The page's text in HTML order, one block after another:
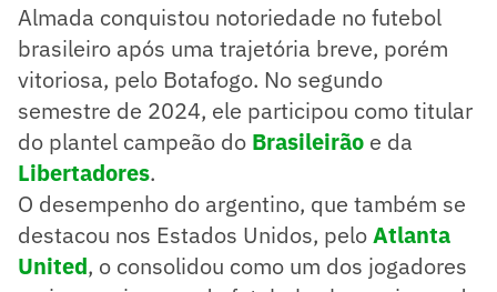
Almada conquistou notoriedade no futebol
brasileiro após uma trajetória breve, porém
vitoriosa, pelo Botafogo. No segundo
semestre de 2024, ele participou como titular
do plantel campeão do Brasileirão e da
Libertadores.
O desempenho do argentino, que também se
destacou nos Estados Unidos, peloAtlanta
United, o consolidou como um dos jogadores